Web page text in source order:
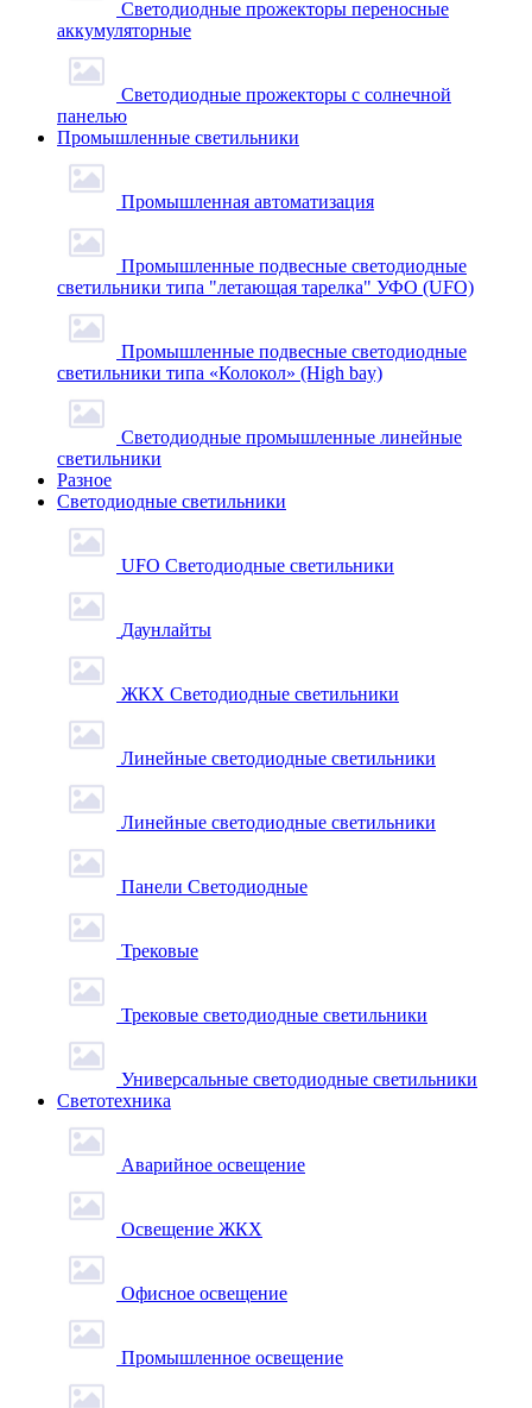
Светодиодные прожекторы переносные
аккумуляторные
Светодиодные прожекторы с солнечной
панелью
Промышленные светильники
Промышленная автоматизация
Промышленные подвесные cветодиодные
светильники типа "летающая тарелка" УФО (UFO)
Промышленные подвесные cветодиодные
светильники типа «Колокол» (High bay)
Светодиодные промышленные линейные
светильники
Разное
Светодиодные светильники
UFO Светодиодные светильники
Даунлайты
ЖКХ Светодиодные светильники
Линейные светодиодные светильники
Линейные светодиодные светильники
Панели Светодиодные
Трековые
Трековые светодиодные светильники
Универсальные светодиодные светильники
Светотехника
Аварийное освещение
Освещение ЖКХ
Офисное освещение
Промышленное освещение